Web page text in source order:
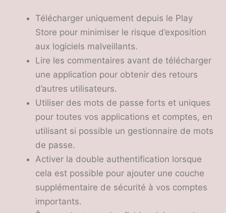
Télécharger uniquement depuis le Play
Store pour minimiser le risque d’exposition
aux logiciels malveillants.
Lire les commentaires avant de télécharger
une application pour obtenir des retours
d’autres utilisateurs.
Utiliser des mots de passe forts et uniques
pour toutes vos applications et comptes, en
utilisant si possible un gestionnaire de mots
de passe.
Activer la double authentification lorsque
cela est possible pour ajouter une couche
supplémentaire de sécurité à vos comptes
importants.